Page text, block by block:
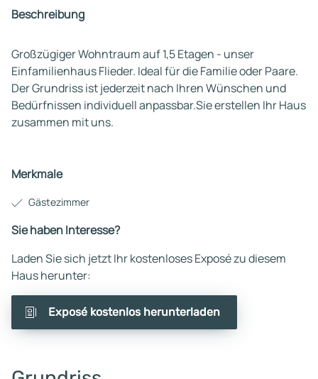
Beschreibung
Großzügiger Wohntraum auf 1,5 Etagen - unser
Einfamilienhaus Flieder. Ideal für die Familie oder Paare.
Der Grundriss ist jederzeit nach Ihren Wünschen und
Bedürfnissen individuell anpassbar.Sie erstellen Ihr Haus
zusammen mit uns.
Merkmale
Gästezimmer
Sie haben Interesse?
Laden Sie sich jetzt Ihr kostenloses Exposé zu diesem
Haus herunter:
Exposé kostenlos herunterladen